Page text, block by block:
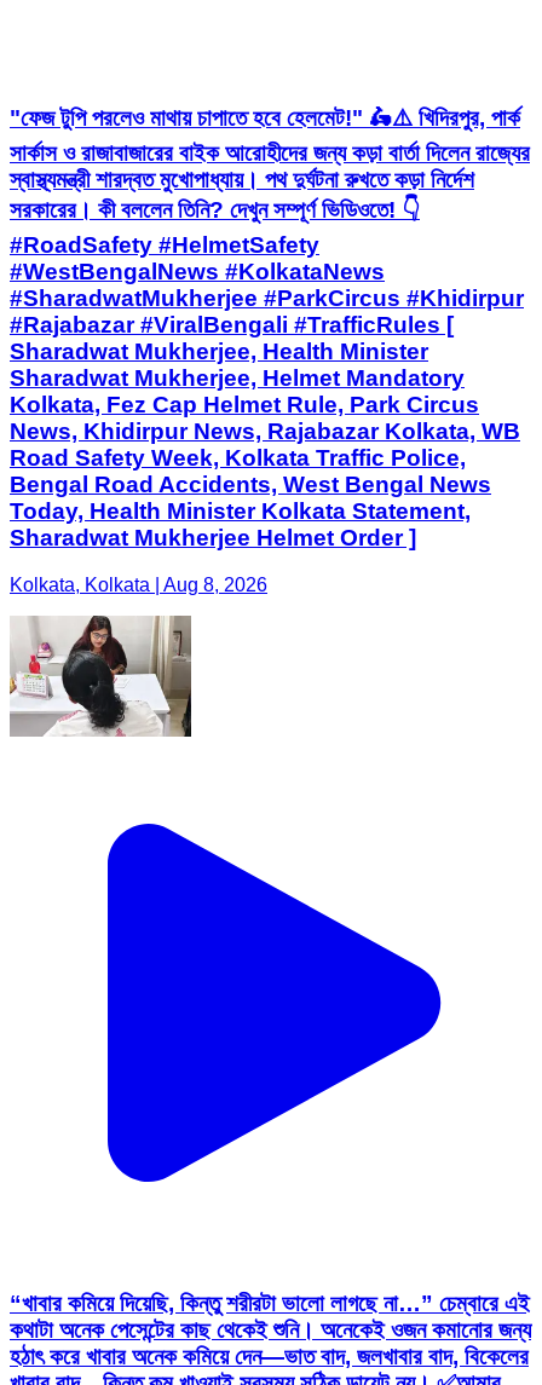
"ফেজ টুপি পরলেও মাথায় চাপাতে হবে হেলমেট!" 🛵⚠️ খিদিরপুর, পার্ক
সার্কাস ও রাজাবাজারের বাইক আরোহীদের জন্য কড়া বার্তা দিলেন রাজ্যের
স্বাস্থ্যমন্ত্রী শারদ্বত মুখোপাধ্যায়। পথ দুর্ঘটনা রুখতে কড়া নির্দেশ
সরকারের। কী বললেন তিনি? দেখুন সম্পূর্ণ ভিডিওতে! 👇
#RoadSafety #HelmetSafety
#WestBengalNews #KolkataNews
#SharadwatMukherjee #ParkCircus #Khidirpur
#Rajabazar #ViralBengali #TrafficRules [
Sharadwat Mukherjee, Health Minister
Sharadwat Mukherjee, Helmet Mandatory
Kolkata, Fez Cap Helmet Rule, Park Circus
News, Khidirpur News, Rajabazar Kolkata, WB
Road Safety Week, Kolkata Traffic Police,
Bengal Road Accidents, West Bengal News
Today, Health Minister Kolkata Statement,
Sharadwat Mukherjee Helmet Order ]
Kolkata, Kolkata | Aug 8, 2026
“খাবার কমিয়ে দিয়েছি, কিন্তু শরীরটা ভালো লাগছে না…” চেম্বারে এই
কথাটা অনেক পেসেন্টের কাছ থেকেই শুনি। অনেকেই ওজন কমানোর জন্য
হঠাৎ করে খাবার অনেক কমিয়ে দেন—ভাত বাদ, জলখাবার বাদ, বিকেলের